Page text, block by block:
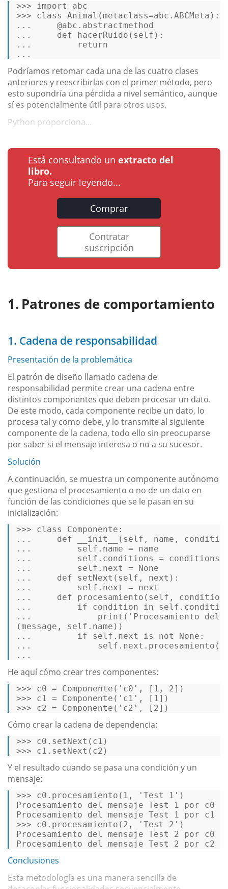
>>> import
abc
>>>
class Animal
...
@abc.abstractmethod
...
def hacerRuido ( self ):
...
return
...
Podríamos retomar cada una de las cuatro clases
anteriores y reescribirlas con el primer método, pero
esto supondría una pérdida a nivel semántico, aunque
sí es potencialmente útil para otros usos.
Python proporciona...
Está consultando un extracto del
libro.
Para seguir leyendo...
Comprar
Contratar
suscripción
Patrones de comportamiento
1. Cadena de responsabilidad
Presentación de la problemática
El patrón de diseño llamado cadena de
responsabilidad permite crear una cadena entre
distintos componentes que deben procesar un dato.
De este modo, cada componente recibe un dato, lo
procesa tal y como debe, y lo transmite al siguiente
componente de la cadena, todo ello sin preocuparse
por saber si el mensaje interesa o no a su sucesor.
Solución
A continuación, se muestra un componente autónomo
que gestiona el procesamiento o no de un dato en
función de las condiciones que se le pasan en su
inicialización:
>>> class Componente :
...
def __init__ ( self, name,
...
self.name = name
...
self.conditions =
...
self. next = None
...
def setNext ( self, next ):
...
self. next = next
...
def procesamiento ( self, condition,
...
if condition in
...
print ( 'Procesamiento del
...
if self. next is not None :
...
self. next
...
He aquí cómo crear tres componentes:
>>> c0 = Componente( 'c0' , [ 1 , 2])
>>>
c1 = Componente( 'c1' , [ 1])
>>>
c2 = Componente( 'c2' , [ 2])
Cómo crear la cadena de dependencia:
>>>
c0.setNext(c1)
>>>
c1.setNext(c2)
Y el resultado cuando se pasa una condición y un
mensaje:
>>> c0.procesamiento( 1 , 'Test 1' )
Procesamiento del mensaje Test 1 por
Procesamiento del mensaje Test
1
>>> c0.procesamiento( 2 , 'Test 2' )
Procesamiento del mensaje Test 2 por
Procesamiento del mensaje Test 2 por c2
Conclusiones
Esta metodología es una manera sencilla de